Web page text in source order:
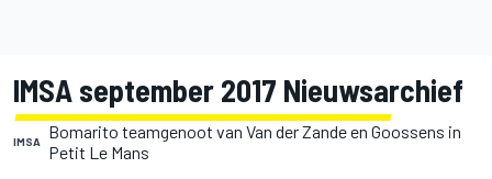
IMSA september 2017 Nieuwsarchief
IMSA
Bomarito teamgenoot van Van der Zande en Goossens in
Petit Le Mans